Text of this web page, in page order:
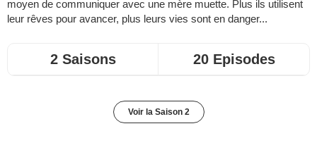
moyen de communiquer avec une mère muette. Plus ils utilisent
leur rêves pour avancer, plus leurs vies sont en danger...
2 Saisons 20 Episodes
Voir la Saison 2